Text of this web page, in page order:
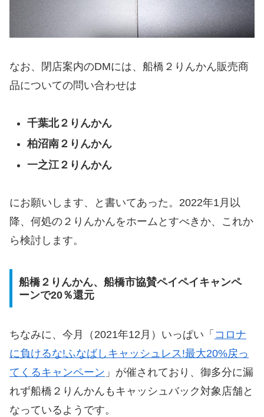
なお、閉店案内のDMには、船橋２りんかん販売商
品についての問い合わせは
千葉北２りんかん
柏沼南２りんかん
一之江２りんかん
にお願いします、と書いてあった。2022年1月以
降、何処の２りんかんをホームとすべきか、これか
ら検討します。
船橋２りんかん、船橋市協賛ペイペイキャンペ
ーンで20％還元
ちなみに、今月（2021年12月）いっぱい「 コロナ
に負けるな!ふなばしキャッシュレス!最大20%戻っ
てくるキャンペーン 」が催されており、御多分に漏
れず船橋２りんかんもキャッシュバック対象店舗と
なっているようです。